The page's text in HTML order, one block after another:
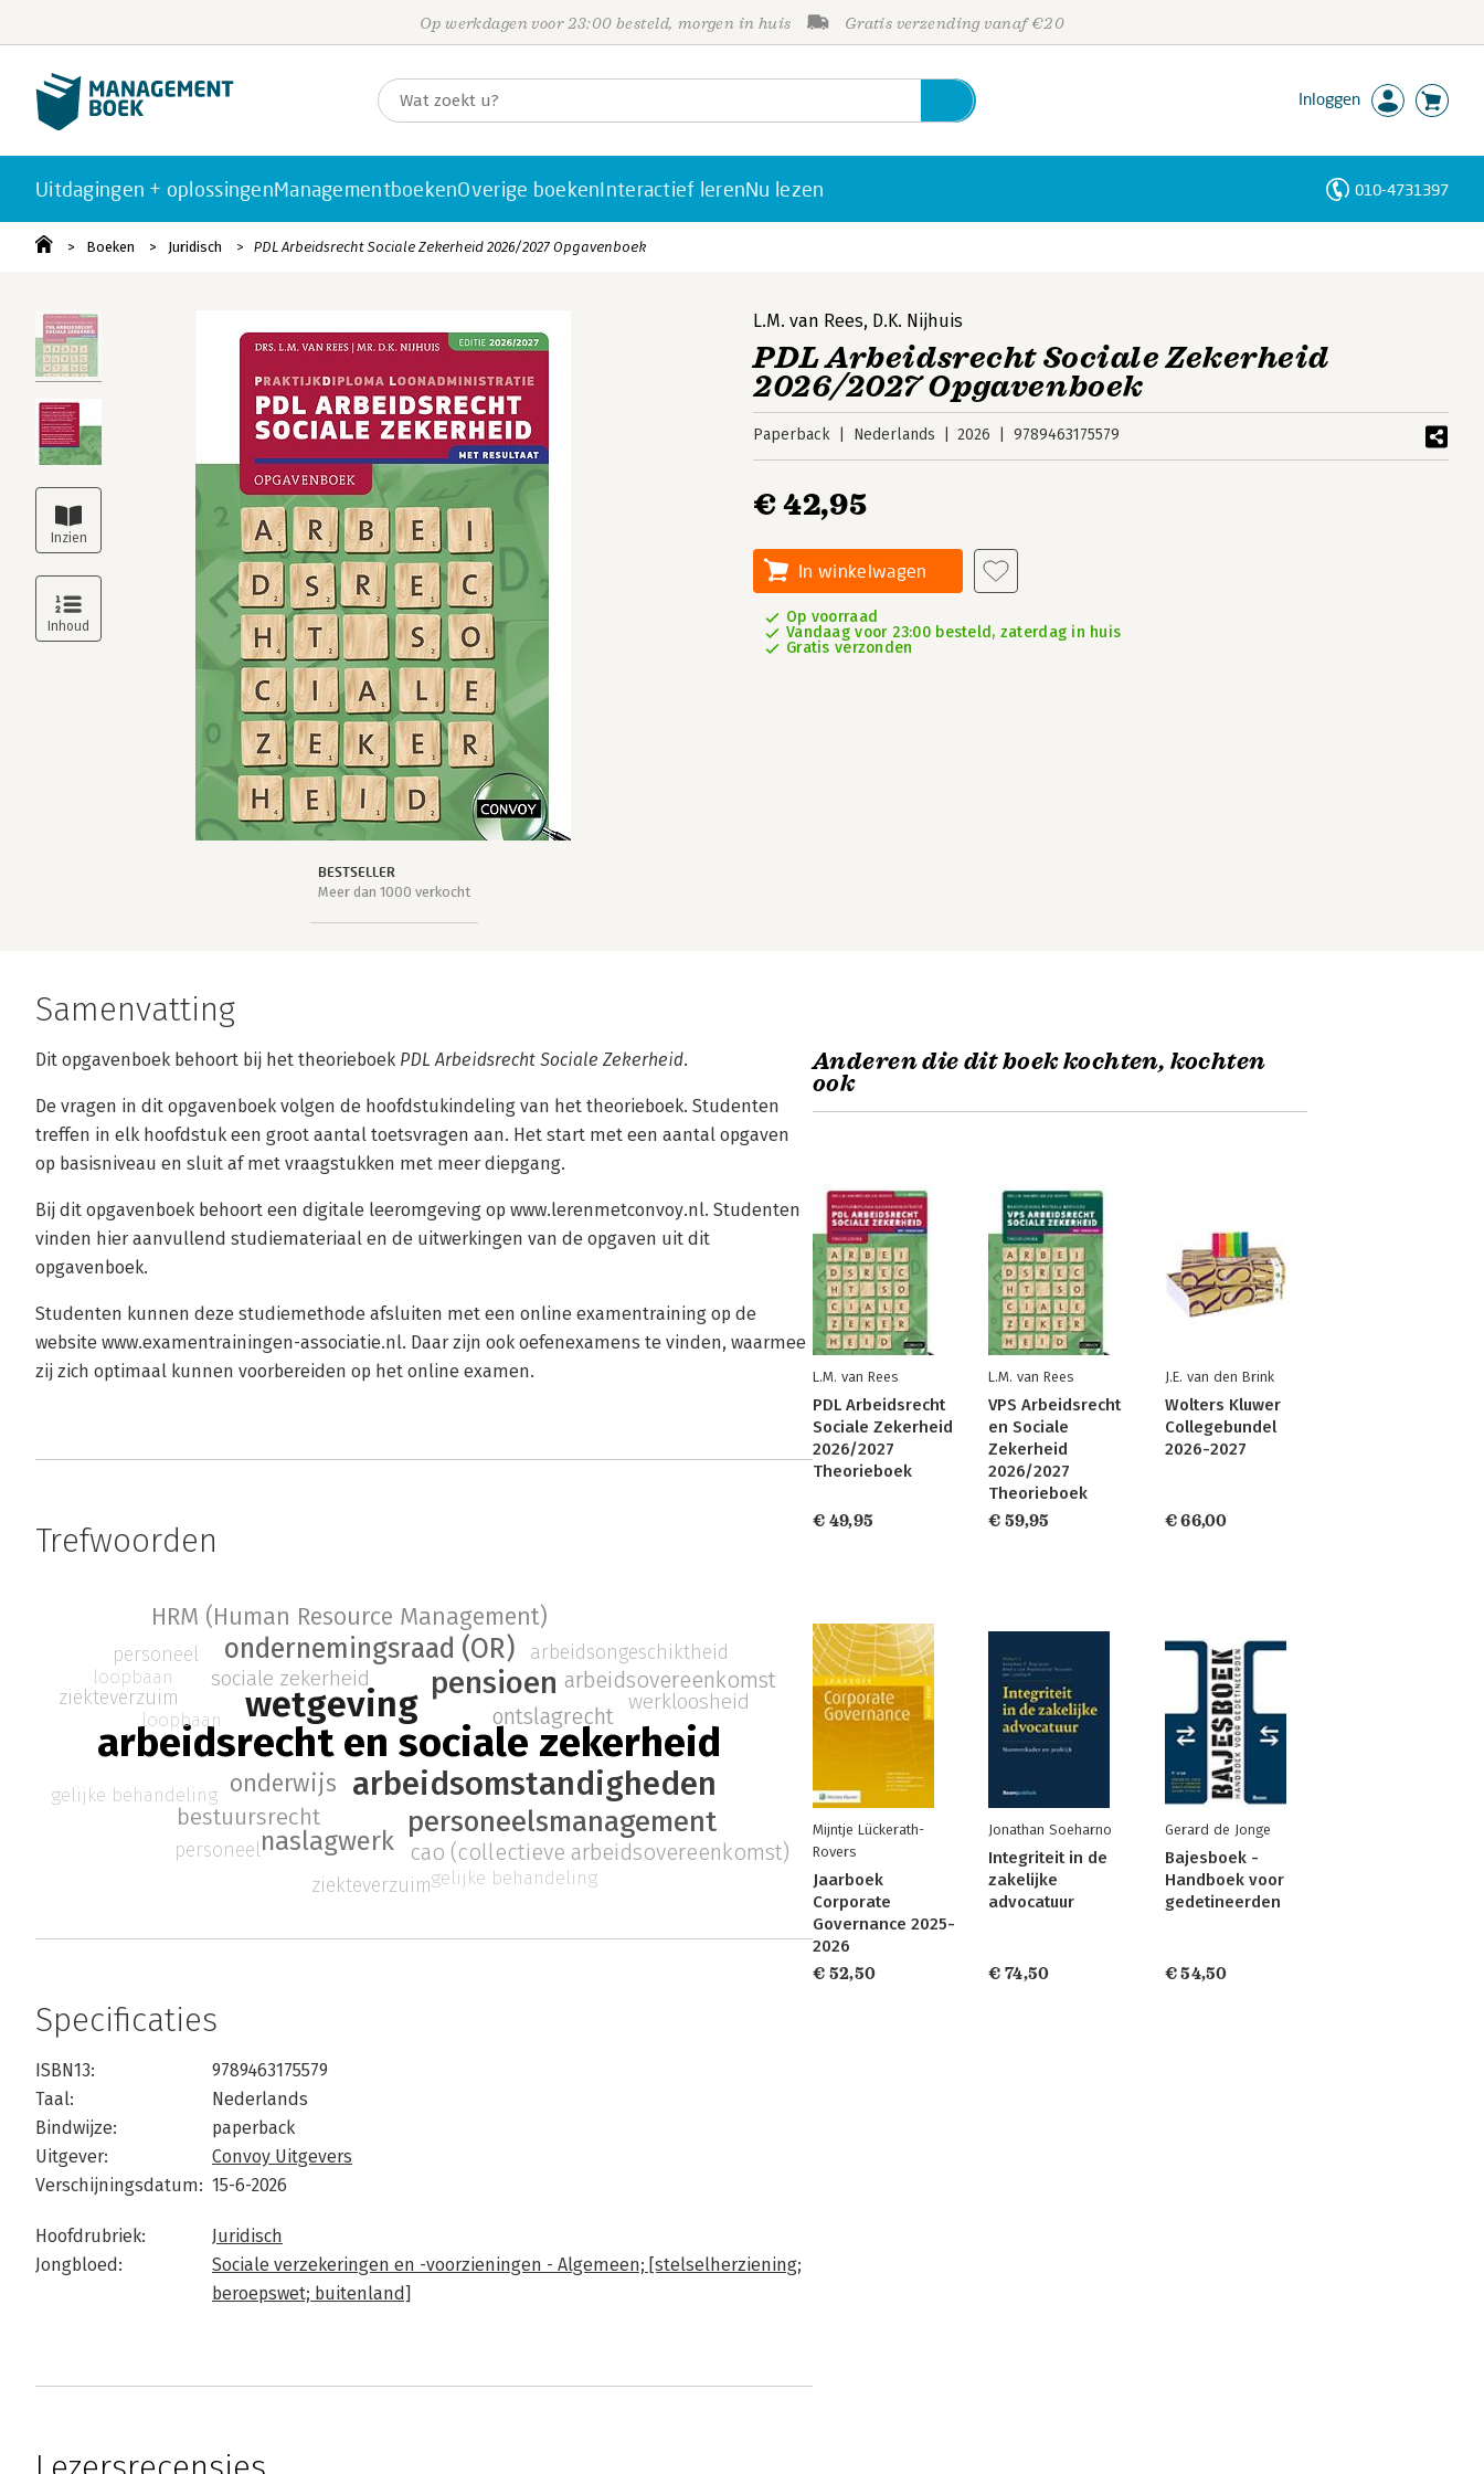
Op werkdagen voor 23:00 besteld, morgen in huis Gratis verzending vanaf €20
Inloggen
Uitdagingen + oplossingenManagementboekenOverige boekenInteractief lerenNu lezen 010-4731397
Boeken Juridisch PDL Arbeidsrecht Sociale Zekerheid 2026/2027 Opgavenboek
BESTSELLER
Meer dan 1000 verkocht
L.M. van Rees, D.K. Nijhuis
PDL Arbeidsrecht Sociale Zekerheid
2026/2027 Opgavenboek
Paperback Nederlands 2026 9789463175579
€ 42,95
In winkelwagen
Op voorraad
Vandaag voor 23:00 besteld, zaterdag in huis
Gratis verzonden
Samenvatting
Dit opgavenboek behoort bij het theorieboek PDL Arbeidsrecht Sociale Zekerheid.
De vragen in dit opgavenboek volgen de hoofdstukindeling van het theorieboek. Studenten
treffen in elk hoofdstuk een groot aantal toetsvragen aan. Het start met een aantal opgaven
op basisniveau en sluit af met vraagstukken met meer diepgang.
Bij dit opgavenboek behoort een digitale leeromgeving op www.lerenmetconvoy.nl. Studenten
vinden hier aanvullend studiemateriaal en de uitwerkingen van de opgaven uit dit
opgavenboek.
Studenten kunnen deze studiemethode afsluiten met een online examentraining op de
website www.examentrainingen-associatie.nl. Daar zijn ook oefenexamens te vinden, waarmee
zij zich optimaal kunnen voorbereiden op het online examen.
Trefwoorden
arbeidsrecht en sociale zekerheid
wetgeving pensioen
arbeidsomstandigheden
ondernemingsraad (OR)
personeelsmanagement
onderwijs
naslagwerk
HRM (Human Resource Management)
ontslagrecht
bestuursrecht
sociale zekerheid
arbeidsongeschiktheid
arbeidsovereenkomst
cao (collectieve arbeidsovereenkomst)
werkloosheid
gelijke behandeling
ziekteverzuim
loopbaan
personeel
gelijke behandeling
ziekteverzuim
loopbaan
personeel
Specificaties
ISBN13:
9789463175579
Taal:
Nederlands
Bindwijze:
paperback
Uitgever:
Convoy Uitgevers
Verschijningsdatum: 15-6-2026
Hoofdrubriek:
Juridisch
Jongbloed:
Sociale verzekeringen en -voorzieningen - Algemeen; [stelselherziening;
beroepswet; buitenland]
Anderen die dit boek kochten, kochten
ook
L.M. van Rees
PDL Arbeidsrecht
Sociale Zekerheid
2026/2027
Theorieboek
€ 49,95
L.M. van Rees
VPS Arbeidsrecht
en Sociale
Zekerheid
2026/2027
Theorieboek
€ 59,95
J.E. van den Brink
Wolters Kluwer
Collegebundel
2026-2027
€ 66,00
Mijntje Lückerath-
Rovers
Jaarboek
Corporate
Governance 2025-
2026
€ 52,50
Jonathan Soeharno
Integriteit in de
zakelijke
advocatuur
€ 74,50
Gerard de Jonge
Bajesboek -
Handboek voor
gedetineerden
€ 54,50
Personen